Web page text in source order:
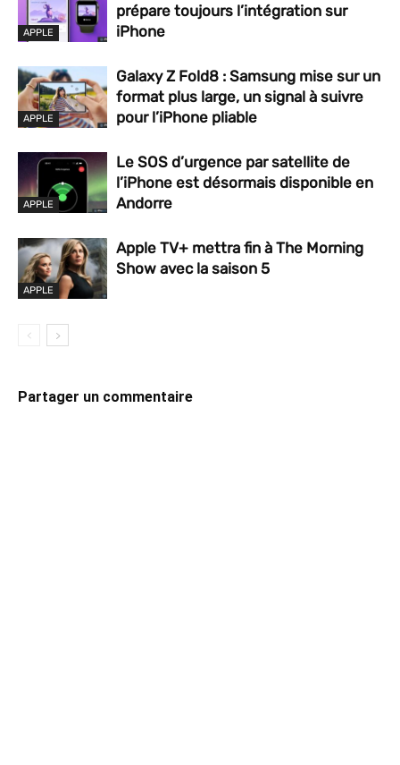
APPLE
prépare toujours l’intégration sur
iPhone
APPLE
Galaxy Z Fold8 : Samsung mise sur un
format plus large, un signal à suivre
pour l’iPhone pliable
APPLE
Le SOS d’urgence par satellite de
l’iPhone est désormais disponible en
Andorre
APPLE
Apple TV+ mettra fin à The Morning
Show avec la saison 5
Partager un commentaire